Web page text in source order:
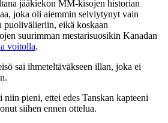
jääkiekon MM-kisojen historian
joka oli aiemmin selviytynyt vain
eikä koskaan
suurimman mestarisuosikin Kanadan
voitolla.
sai ihmeteltäväkseen illan, joka ei
pieni, ettei edes Tanskan kapteeni
siihen ennen ottelua.